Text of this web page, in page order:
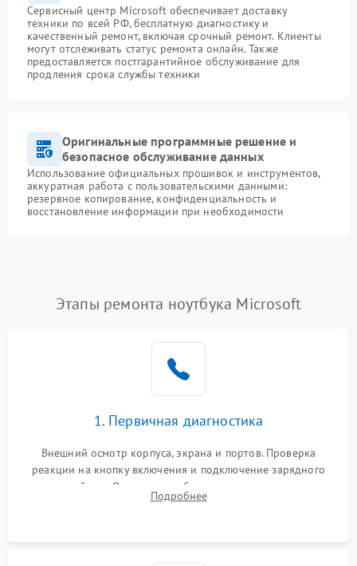
Сервисный центр Microsoft обеспечивает доставку
техники по всей РФ, бесплатную диагностику и
качественный ремонт, включая срочный ремонт. Клиенты
могут отслеживать статус ремонта онлайн. Также
предоставляется постгарантийное обслуживание для
продления срока службы техники
Оригинальные программные решение и
безопасное обслуживание данных
Использование официальных прошивок и инструментов,
аккуратная работа с пользовательскими данными:
резервное копирование, конфиденциальность и
восстановление информации при необходимости
Этапы ремонта ноутбука Microsoft
1. Первичная диагностика
Внешний осмотр корпуса, экрана и портов. Проверка
реакции на кнопку включения и подключение зарядного
устройства. Оценка потребления тока с помощью
лабораторного блока питания для локализации проблемы.
Подробнее